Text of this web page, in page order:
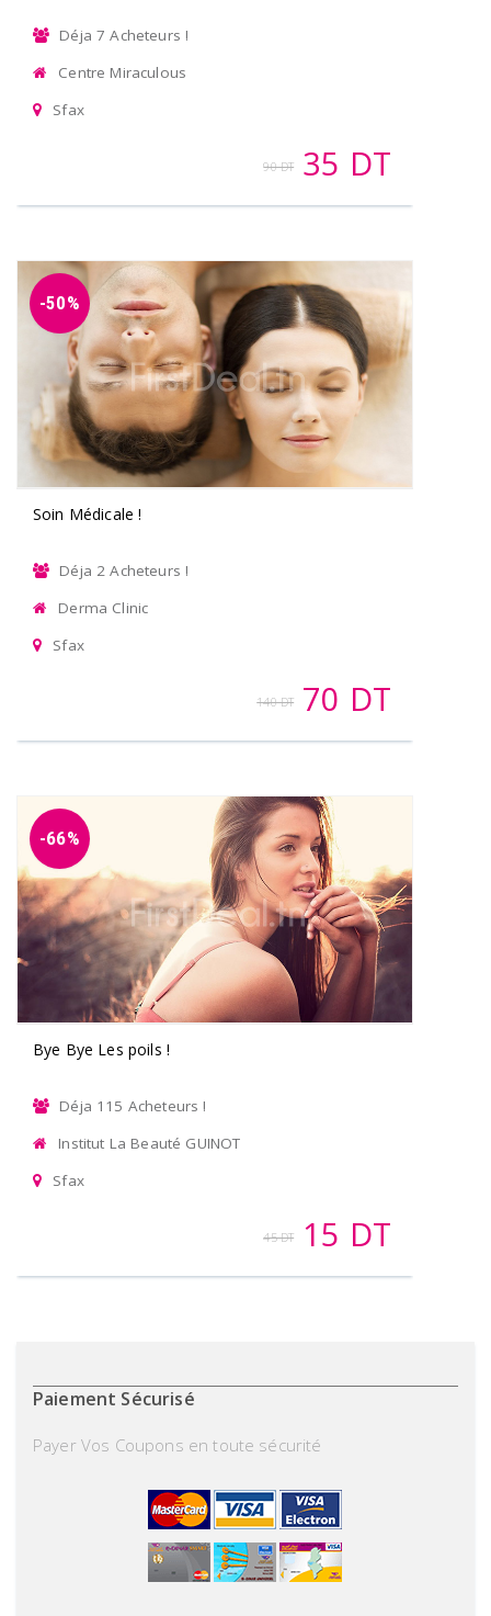
Déja 7 Acheteurs !
Centre Miraculous
Sfax
35 DT
90 DT
-50%
Soin Médicale !
Déja 2 Acheteurs !
Derma Clinic
Sfax
70 DT
140 DT
-66%
Bye Bye Les poils !
Déja 115 Acheteurs !
Institut La Beauté GUINOT
Sfax
15 DT
45 DT
Paiement Sécurisé
Payer Vos Coupons en toute sécurité